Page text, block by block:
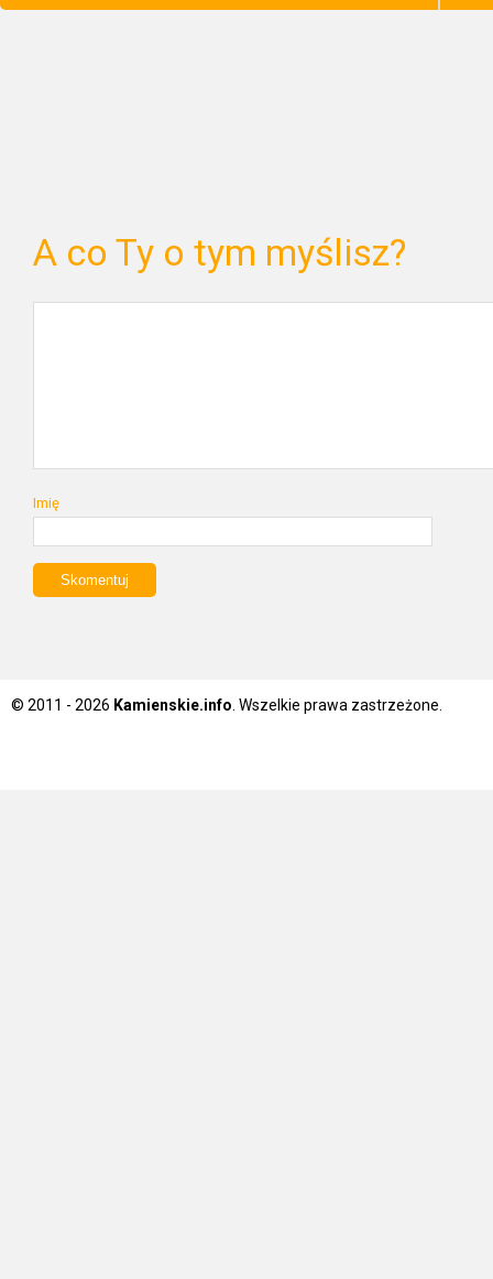
A co Ty o tym myślisz?
Imię
© 2011 - 2026 Kamienskie.info . Wszelkie prawa zastrzeżone.